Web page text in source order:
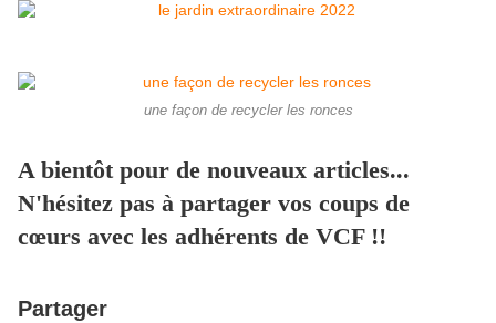
une façon de recycler les ronces
A bientôt pour de nouveaux articles...
N'hésitez pas à partager vos coups de
cœurs avec les adhérents de VCF !!
Partager